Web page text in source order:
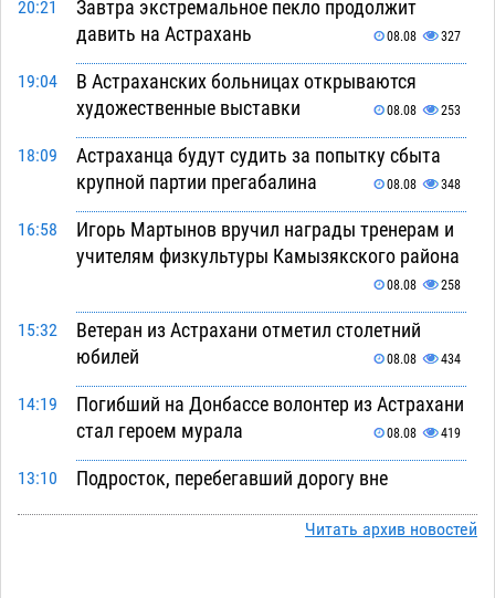
20:21
Завтра экстремальное пекло продолжит
давить на Астрахань
08.08 327
19:04
В Астраханских больницах открываются
художественные выставки
08.08 253
18:09
Астраханца будут судить за попытку сбыта
крупной партии прегабалина
08.08 348
16:58
Игорь Мартынов вручил награды тренерам и
учителям физкультуры Камызякского района
08.08 258
15:32
Ветеран из Астрахани отметил столетний
юбилей
08.08 434
14:19
Погибший на Донбассе волонтер из Астрахани
стал героем мурала
08.08 419
13:10
Подросток, перебегавший дорогу вне
08.08 558
Читать архив новостей